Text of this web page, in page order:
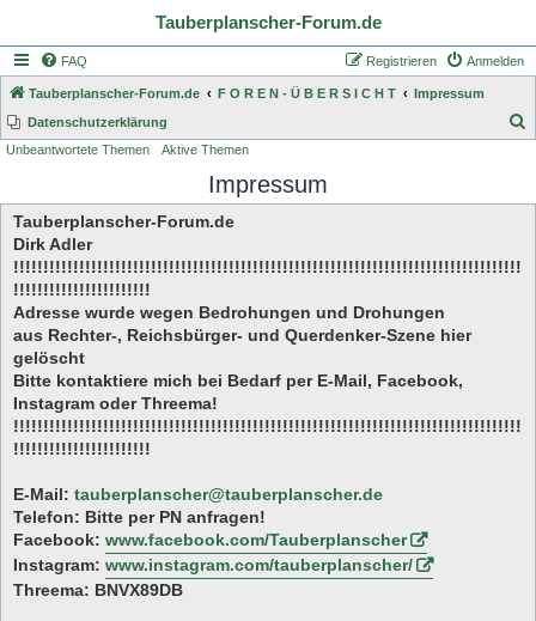
Tauberplanscher-Forum.de
FAQ Anmelden
Registrieren
Tauberplanscher-Forum.de F O R E N - Ü B E R S I C H T
Impressum
Datenschutzerklärung
h
Unbeantwortete Themen Aktive Themen
Impressum
Tauberplanscher-Forum.de
Dirk Adler
!!!!!!!!!!!!!!!!!!!!!!!!!!!!!!!!!!!!!!!!!!!!!!!!!!!!!!!!!!!!!!!!!!!!!!!!!!!!!!!!!!!!!
!!!!!!!!!!!!!!!!!!!!!!!
Adresse wurde wegen Bedrohungen und Drohungen
aus Rechter-, Reichsbürger- und Querdenker-Szene hier
gelöscht
Bitte kontaktiere mich bei Bedarf per E-Mail, Facebook,
Instagram oder Threema!
!!!!!!!!!!!!!!!!!!!!!!!!!!!!!!!!!!!!!!!!!!!!!!!!!!!!!!!!!!!!!!!!!!!!!!!!!!!!!!!!!!!!!
!!!!!!!!!!!!!!!!!!!!!!!
E-Mail: tauberplanscher@tauberplanscher.de
Telefon: Bitte per PN anfragen!
Facebook: www.facebook.com/Tauberplanscher
Instagram: www.instagram.com/tauberplanscher/
Threema: BNVX89DB